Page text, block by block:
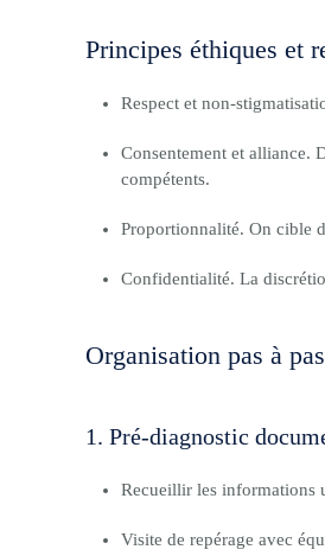
Principes éthiques et
Respect et non-
Consentement et alliance.
compétents.
Proportionnalité. On cible
Confidentialité. La
Organisation pas à
1. Pré-diagnostic
Recueillir les informations
Visite de repérage avec